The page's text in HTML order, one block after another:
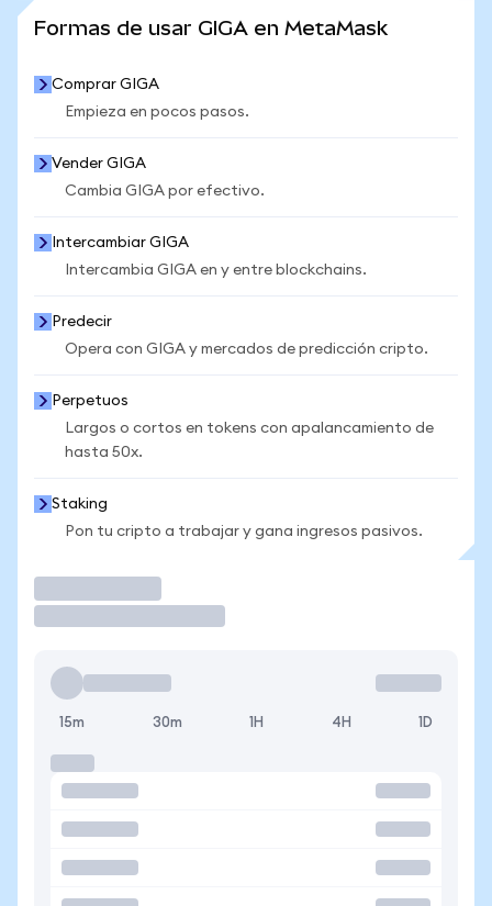
Formas de usar GIGA en MetaMask
Comprar GIGA
Empieza en pocos pasos.
Vender GIGA
Cambia GIGA por efectivo.
Intercambiar GIGA
Intercambia GIGA en y entre blockchains.
Predecir
Opera con GIGA y mercados de predicción cripto.
Perpetuos
Largos o cortos en tokens con apalancamiento de
hasta 50x.
Staking
Pon tu cripto a trabajar y gana ingresos pasivos.
15m 30m 1H 4H 1D